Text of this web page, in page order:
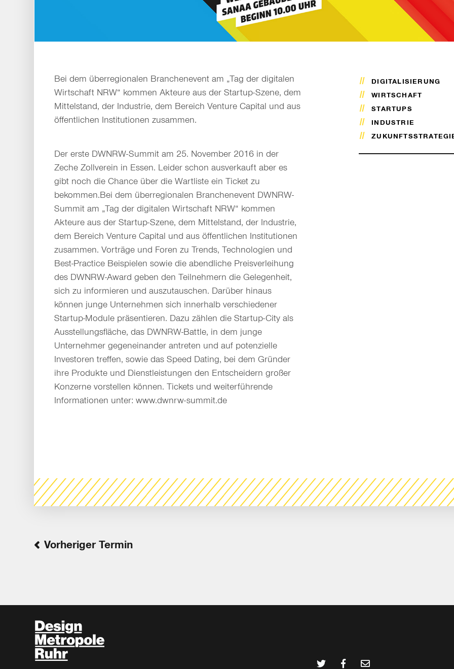
Bei dem überregionalen Branchenevent am „Tag der digitalen
Wirtschaft NRW“ kommen Akteure aus der Startup-Szene, dem
Mittelstand, der Industrie, dem Bereich Venture Capital und aus
öffentlichen Institutionen zusammen.
Der erste DWNRW-Summit am 25. November 2016 in der
Zeche Zollverein in Essen. Leider schon ausverkauft aber es
gibt noch die Chance über die Wartliste ein Ticket zu
bekommen.Bei dem überregionalen Branchenevent DWNRW-
Summit am „Tag der digitalen Wirtschaft NRW“ kommen
Akteure aus der Startup-Szene, dem Mittelstand, der Industrie,
dem Bereich Venture Capital und aus öffentlichen Institutionen
zusammen. Vorträge und Foren zu Trends, Technologien und
Best-Practice Beispielen sowie die abendliche Preisverleihung
des DWNRW-Award geben den Teilnehmern die Gelegenheit,
sich zu informieren und auszutauschen. Darüber hinaus
können junge Unternehmen sich innerhalb verschiedener
Startup-Module präsentieren. Dazu zählen die Startup-City als
Ausstellungsfläche, das DWNRW-Battle, in dem junge
Unternehmer gegeneinander antreten und auf potenzielle
Investoren treffen, sowie das Speed Dating, bei dem Gründer
ihre Produkte und Dienstleistungen den Entscheidern großer
Konzerne vorstellen können. Tickets und weiterführende
Informationen unter: www.dwnrw-summit.de
DIGITALISIERUNG
WIRTSCHAFT
STARTUPS
INDUSTRIE
Vorheriger Termin